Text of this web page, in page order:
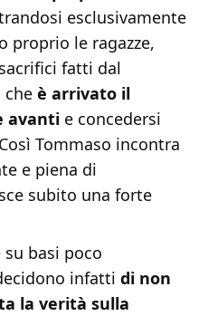
esclusivamente
proprio le ragazze,
fatti dal
che è arrivato il
avanti e concedersi
Tommaso incontra
e piena di
subito una forte
basi poco
infatti di non
la verità sulla